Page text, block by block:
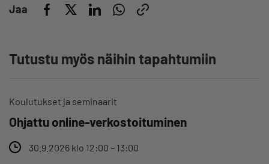
Jaa
Tutustu myös näihin tapahtumiin
Koulutukset ja seminaarit
Ohjattu online-verkostoituminen
30.9.2026 klo 12:00 – 13:00